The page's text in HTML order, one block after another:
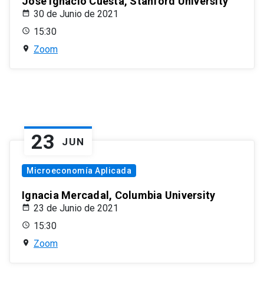
30 de Junio de 2021
15:30
Zoom
23 JUN
Microeconomía Aplicada
Ignacia Mercadal, Columbia University
23 de Junio de 2021
15:30
Zoom